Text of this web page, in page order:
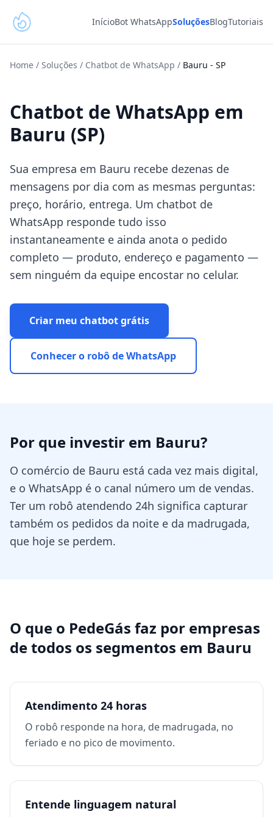
InícioBot WhatsAppSoluçõesBlogTutoriais
Home / Soluções / Chatbot de WhatsApp / Bauru - SP
Chatbot de WhatsApp em
Bauru (SP)
Sua empresa em Bauru recebe dezenas de
mensagens por dia com as mesmas perguntas:
preço, horário, entrega. Um chatbot de
WhatsApp responde tudo isso
instantaneamente e ainda anota o pedido
completo — produto, endereço e pagamento —
sem ninguém da equipe encostar no celular.
Criar meu chatbot grátis
Conhecer o robô de WhatsApp
Por que investir em Bauru?
O comércio de Bauru está cada vez mais digital,
e o WhatsApp é o canal número um de vendas.
Ter um robô atendendo 24h significa capturar
também os pedidos da noite e da madrugada,
que hoje se perdem.
O que o PedeGás faz por empresas
de todos os segmentos em Bauru
Atendimento 24 horas
O robô responde na hora, de madrugada, no
feriado e no pico de movimento.
Entende linguagem natural